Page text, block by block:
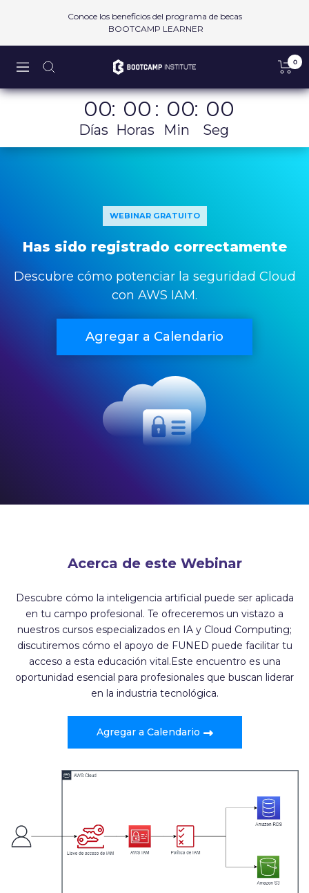
Conoce los beneficios del programa de becas
BOOTCAMP LEARNER
Navigación
Bootcamp
SAPI
de
CV
0
00
Días
: 00
Horas
: 00
Min
: 00
Seg
WEBINAR GRATUITO
Has sido registrado correctamente
Descubre cómo potenciar la seguridad Cloud
con AWS IAM.
Agregar a Calendario
Acerca de este Webinar
Descubre cómo la inteligencia artificial puede ser aplicada
en tu campo profesional. Te ofreceremos un vistazo a
nuestros cursos especializados en IA y Cloud Computing;
discutiremos cómo el apoyo de FUNED puede facilitar tu
acceso a esta educación vital.Este encuentro es una
oportunidad esencial para profesionales que buscan liderar
en la industria tecnológica.
Agregar a Calendario